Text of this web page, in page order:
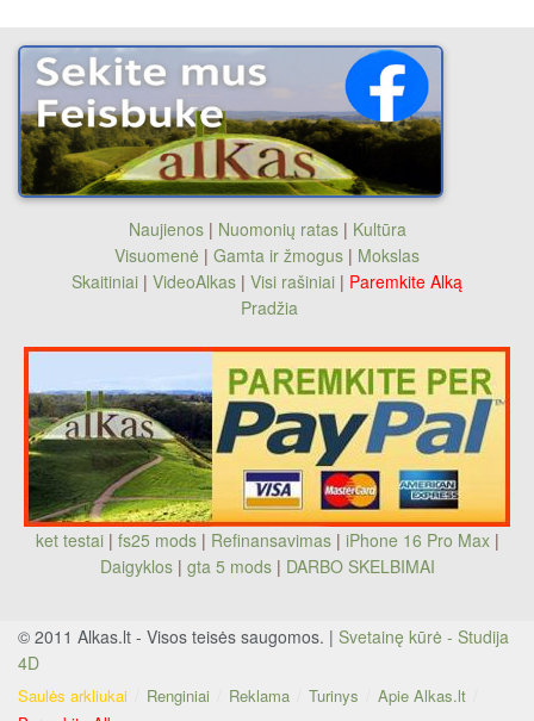
Naujienos| Nuomonių ratas| Kultūra
Visuomenė | Gamta ir žmogus | Mokslas
Skaitiniai | VideoAlkas | Visi rašiniai | Paremkite Alką
Pradžia
ket testai | fs25 mods| Refinansavimas| iPhone 16 Pro Max|
Daigyklos| gta 5 mods | DARBO SKELBIMAI
© 2011 Alkas.lt - Visos teisės saugomos. | Svetainę kūrė - Studija
4D
Saulės arkliukai Renginiai Reklama Turinys
Apie Alkas.lt